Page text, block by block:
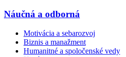
Náučná a odborná
Motivácia a sebarozvoj
Biznis a manažment
Humanitné a spoločenské vedy